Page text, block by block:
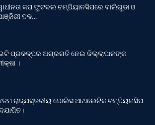
କପ ଫୁଟବଲ ଚମ୍ପିୟାନସିପରେ ବାଲିଗୁଡା ଓ
ଦଳ…
ପ୍ରକଳ୍ପର ଅଗ୍ରଗତି ନେଇ ଜିଲ୍ଲାପାଳଙ୍କ
।
ରାଜ୍ଯସ୍ତରୀୟ ପୋଲିସ ଆଥଲେଟିକ ଚମ୍ପିୟନସିପ